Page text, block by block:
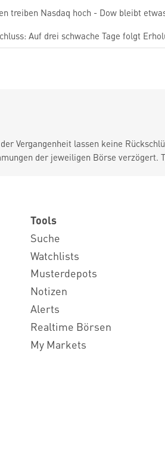
treiben Nasdaq hoch - Dow bleibt
Auf drei schwache Tage folgt
Vergangenheit lassen keine
der jeweiligen Börse verzögert.
Tools
Suche
Watchlists
Musterdepots
Notizen
Alerts
Realtime Börsen
My Markets